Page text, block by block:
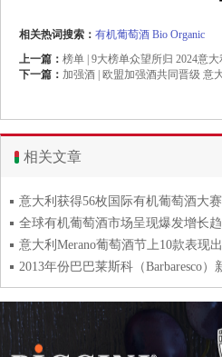
相关热词搜索： 有机葡萄酒 Bio Organic
上一篇： 榜单 | 9大榜单众望所归 2024意
下一篇： 加强酒 | 欧盟加强酒共同晋级 意
相关文章
意大利获得56枚国际有机葡萄酒大
全球有机葡萄酒市场呈现爆发增长
2013年份巴巴莱斯科（Barbaresco）